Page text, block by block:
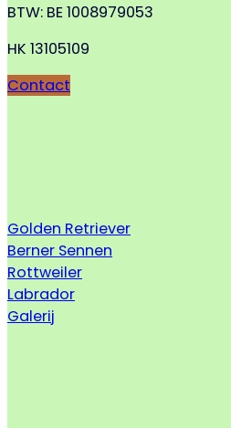
BTW: BE 1008979053
HK 13105109
Contact
Golden Retriever
Berner Sennen
Rottweiler
Labrador
Galerij